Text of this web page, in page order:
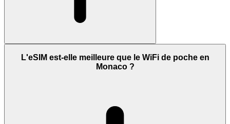
L'eSIM est-elle meilleure que le WiFi de poche en
Monaco ?